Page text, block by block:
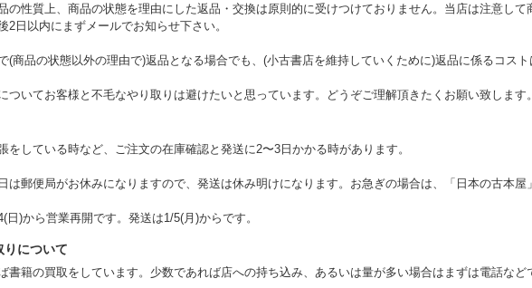
の性質上、商品の状態を理由にした返品・交換は原則的に受けつけておりません。当店は注意し
2日以内にまずメールでお知らせ下さい。
(商品の状態以外の理由で)返品となる場合でも、(小古書店を維持していくために)返品に係るコスト
ついてお客様と不毛なやり取りは避けたいと思っています。どうぞご理解頂きたくお願い致します。
している時など、ご注文の在庫確認と発送に2〜3日かかる時があります。
は郵便局がお休みになりますので、発送は休み明けになります。お急ぎの場合は、「日本の古本屋
)から営業再開です。発送は1/5(月)からです。
りについて
書籍の買取をしています。少数であれば店への持ち込み、あるいは量が多い場合はまずは電話など